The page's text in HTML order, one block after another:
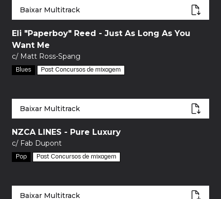
Baixar Multitrack
Eli "Paperboy" Reed - Just As Long As You
Want Me
c/ Matt Ross-Spang
Blues Past Concursos de mixagem
Baixar Multitrack
NZCA LINES - Pure Luxury
c/ Fab Dupont
Pop Past Concursos de mixagem
Baixar Multitrack